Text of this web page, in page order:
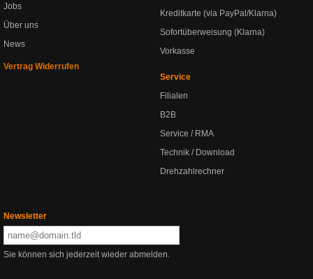
Jobs
Über uns
News
Vertrag Widerrufen
Kreditkarte (via PayPal/Klarna)
Sofortüberweisung (Klarna)
Vorkasse
Service
Filialen
B2B
Service / RMA
Technik / Download
Drehzahlrechner
Newsletter
Sie können sich jederzeit wieder abmelden.